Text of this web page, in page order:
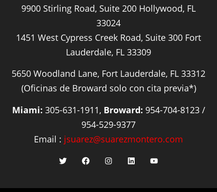
9900 Stirling Road, Suite 200 Hollywood, FL
33024
1451 West Cypress Creek Road, Suite 300 Fort
Lauderdale, FL 33309
5650 Woodland Lane, Fort Lauderdale, FL 33312
(Oficinas de Broward solo con cita previa*)
Miami: 305-631-1911, Broward: 954-704-8123 /
954-529-9377
Email : jsuarez@suarezmontero.com